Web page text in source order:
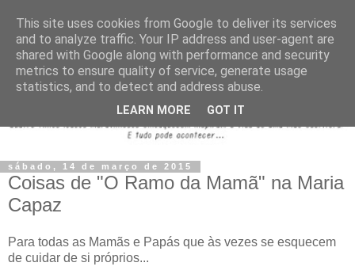
sábado, 14 de março de 2015
Coisas de "O Ramo da Mamã" na Maria
Capaz
Para todas as Mamãs e Papás que às vezes se esquecem
de cuidar de si próprios...
This site uses cookies from Google to deliver its services
and to analyze traffic. Your IP address and user-agent are
shared with Google along with performance and security
metrics to ensure quality of service, generate usage
statistics, and to detect and address abuse.
LEARN MORE GOT IT